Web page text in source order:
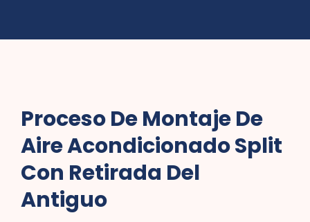
Proceso De Montaje De
Aire Acondicionado Split
Con Retirada Del
Antiguo